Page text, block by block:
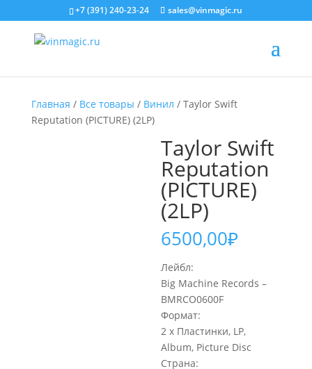
+7 (391) 240-23-24 sales@vinmagic.ru
Главная / Все товары / Винил / Taylor Swift
Reputation (PICTURE) (2LP)
Taylor Swift
Reputation
(PICTURE)
(2LP)
6500,00₽
Лейбл:
Big Machine Records –
BMRCO0600F
Формат:
2 x Пластинки, LP,
Album, Picture Disc
Страна: